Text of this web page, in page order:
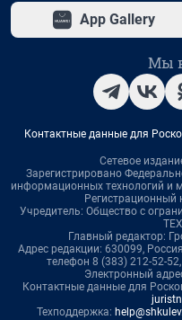
App Gallery
Мы
Контактные данные для
Сетевое
Зарегистрировано
информационных технологий и
Учредитель: Общество с
Главный редактор:
Адрес редакции: 630099,
телефон 8 (383) 212-52-
Электронный
Контактные данные для
Техподдержка: